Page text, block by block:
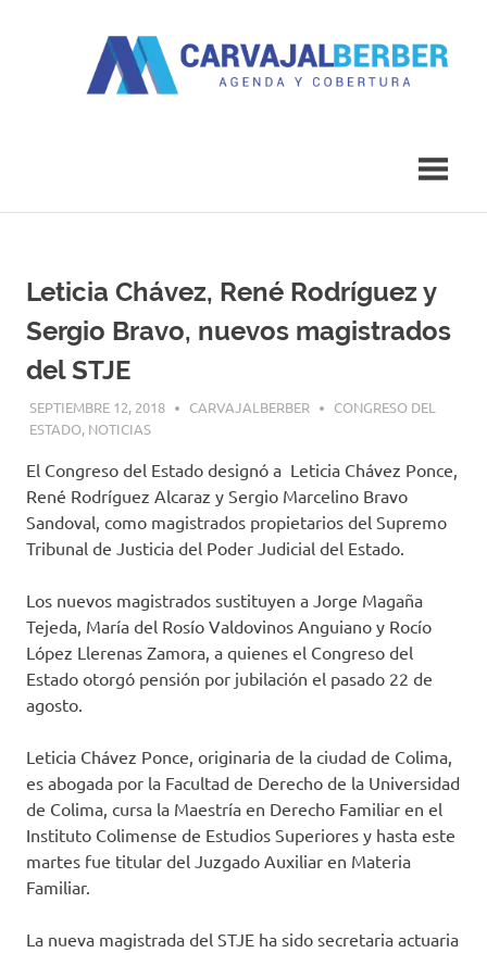
Leticia Chávez, René Rodríguez y
Sergio Bravo, nuevos magistrados
del STJE
SEPTIEMBRE 12, 2018 CARVAJALBERBER
CONGRESO DEL
ESTADO, NOTICIAS
El Congreso del Estado designó a Leticia Chávez Ponce,
René Rodríguez Alcaraz y Sergio Marcelino Bravo
Sandoval, como magistrados propietarios del Supremo
Tribunal de Justicia del Poder Judicial del Estado.
Los nuevos magistrados sustituyen a Jorge Magaña
Tejeda, María del Rosío Valdovinos Anguiano y Rocío
López Llerenas Zamora, a quienes el Congreso del
Estado otorgó pensión por jubilación el pasado 22 de
agosto.
Leticia Chávez Ponce, originaria de la ciudad de Colima,
es abogada por la Facultad de Derecho de la Universidad
de Colima, cursa la Maestría en Derecho Familiar en el
Instituto Colimense de Estudios Superiores y hasta este
martes fue titular del Juzgado Auxiliar en Materia
Familiar.
La nueva magistrada del STJE ha sido secretaria actuaria